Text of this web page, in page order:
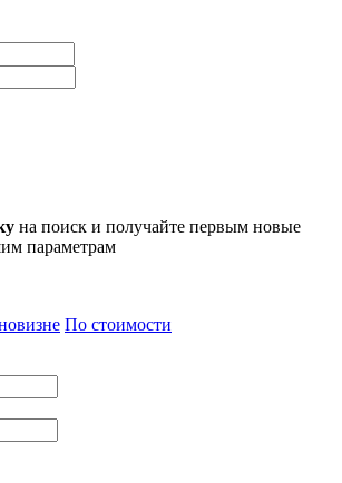
на поиск и получайте первым новые
параметрам
По стоимости